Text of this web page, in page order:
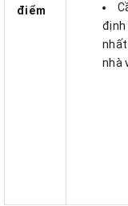
điểm
định
nhất
nhà